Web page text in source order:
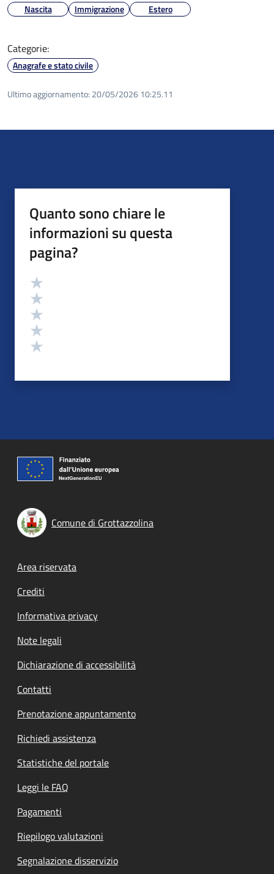
Nascita Immigrazione Estero
Categorie:
Anagrafe e stato civile
Ultimo aggiornamento: 20/05/2026 10:25.11
Quanto sono chiare le
informazioni su questa
pagina?
Valutazione
Comune di Grottazzolina
Footer menu
Area riservata
Crediti
Informativa privacy
Note legali
Dichiarazione di accessibilità
Contatti
Prenotazione appuntamento
Richiedi assistenza
Statistiche del portale
Leggi le FAQ
Pagamenti
Riepilogo valutazioni
Segnalazione disservizio